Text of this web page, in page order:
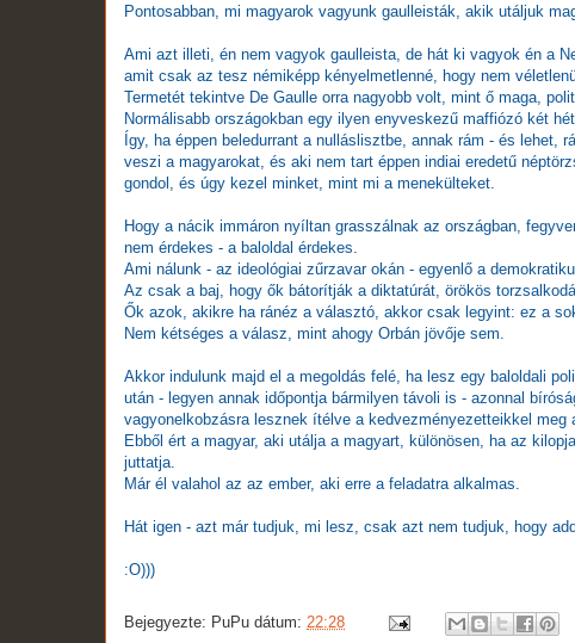
Pontosabban, mi magyarok vagyunk gaulleisták, akik utáljuk
Ami azt illeti, én nem vagyok gaulleista, de hát ki vagyok én a
amit csak az tesz némiképp kényelmetlenné, hogy nem
Termetét tekintve De Gaulle orra nagyobb volt, mint ő maga,
Normálisabb országokban egy ilyen enyveskezű maffiózó két
Így, ha éppen beledurrant a nulláslisztbe, annak rám - és
veszi a magyarokat, és aki nem tart éppen indiai eredetű
gondol, és úgy kezel minket, mint mi a menekülteket.
Hogy a nácik immáron nyíltan grasszálnak az országban,
nem érdekes - a baloldal érdekes.
Ami nálunk - az ideológiai zűrzavar okán - egyenlő a
Az csak a baj, hogy ők bátorítják a diktatúrát, örökös
Ők azok, akikre ha ránéz a választó, akkor csak legyint: ez a
Nem kétséges a válasz, mint ahogy Orbán jövője sem.
Akkor indulunk majd el a megoldás felé, ha lesz egy baloldali
után - legyen annak időpontja bármilyen távoli is - azonnal
vagyonelkobzásra lesznek ítélve a kedvezményezetteikkel meg
Ebből ért a magyar, aki utálja a magyart, különösen, ha az
juttatja.
Már él valahol az az ember, aki erre a feladatra alkalmas.
Hát igen - azt már tudjuk, mi lesz, csak azt nem tudjuk, hogy
:O)))
Bejegyezte: PuPu dátum: 22:28